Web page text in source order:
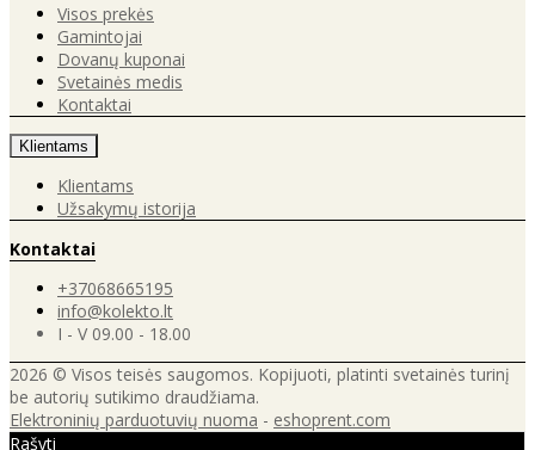
Visos prekės
Gamintojai
Dovanų kuponai
Svetainės medis
Kontaktai
Klientams
Klientams
Užsakymų istorija
Kontaktai
+37068665195
info@kolekto.lt
I - V 09.00 - 18.00
2026 © Visos teisės saugomos. Kopijuoti, platinti svetainės turinį
be autorių sutikimo draudžiama.
Elektroninių parduotuvių nuoma - eshoprent.com
Rašyti